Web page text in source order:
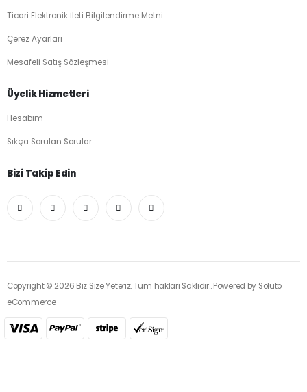
Ticari Elektronik İleti Bilgilendirme Metni
Çerez Ayarları
Mesafeli Satış Sözleşmesi
Üyelik Hizmetleri
Hesabım
Sıkça Sorulan Sorular
Bizi Takip Edin
Copyright © 2026 Biz Size Yeteriz. Tüm hakları Saklıdır.. Powered by Soluto
eCommerce